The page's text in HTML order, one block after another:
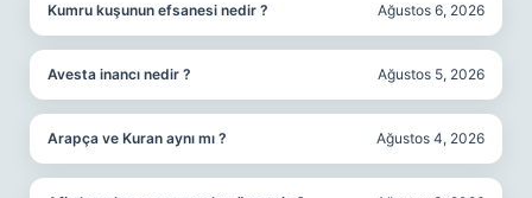
Kumru kuşunun efsanesi nedir ? Ağustos 6, 2026
Avesta inancı nedir ? Ağustos 5, 2026
Arapça ve Kuran aynı mı ? Ağustos 4, 2026